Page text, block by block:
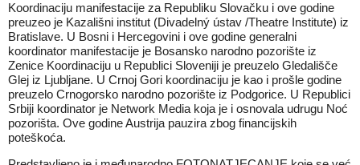
Koordinaciju manifestacije za Republiku Slovačku i ove godine
preuzeo je Kazališni institut (Divadelný ústav /Theatre Institute) iz
Bratislave. U Bosni i Hercegovini i ove godine generalni
koordinator manifestacije je Bosansko narodno pozorište iz
Zenice Koordinaciju u Republici Sloveniji je preuzelo Gledališče
Glej iz Ljubljane. U Crnoj Gori koordinaciju je kao i prošle godine
preuzelo Crnogorsko narodno pozorište iz Podgorice. U Republici
Srbiji koordinator je Network Media koja je i osnovala udrugu Noć
pozorišta. Ove godine Austrija pauzira zbog financijskih
poteškoća.